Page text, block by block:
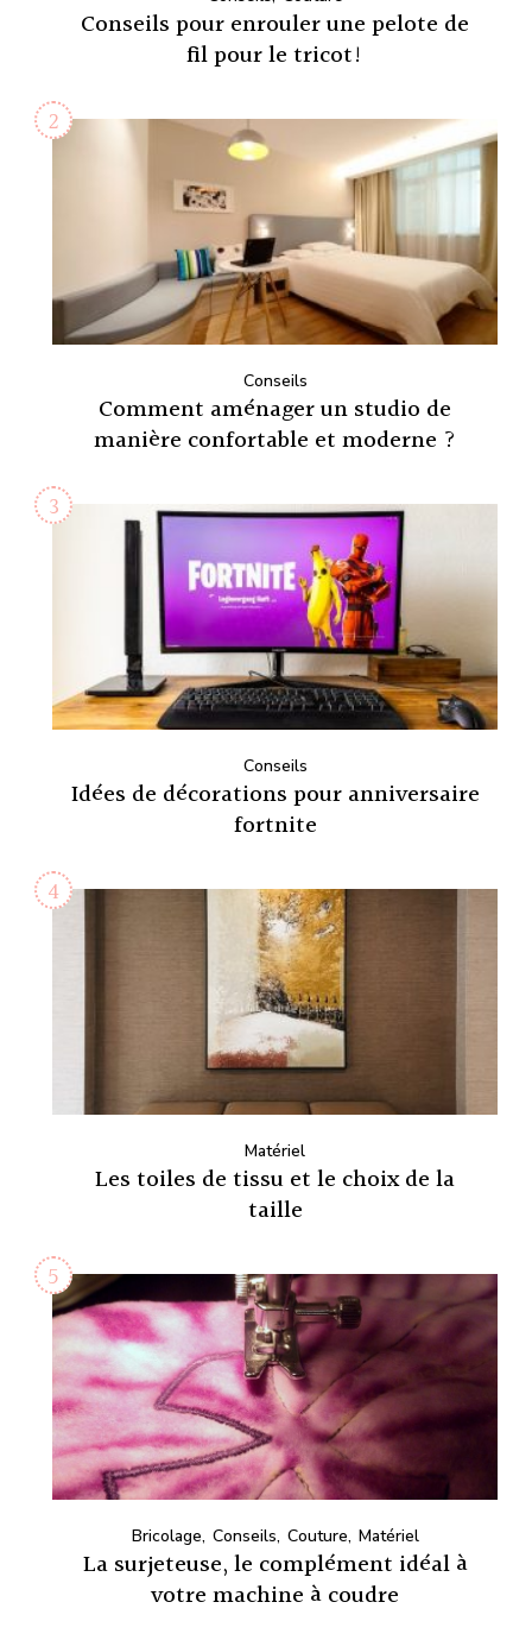
Conseils pour enrouler une pelote de
fil pour le tricot!
Conseils
Comment aménager un studio de
manière confortable et moderne ?
Conseils
Idées de décorations pour anniversaire
fortnite
Matériel
Les toiles de tissu et le choix de la
taille
Bricolage Conseils Couture Matériel
La surjeteuse, le complément idéal à
votre machine à coudre